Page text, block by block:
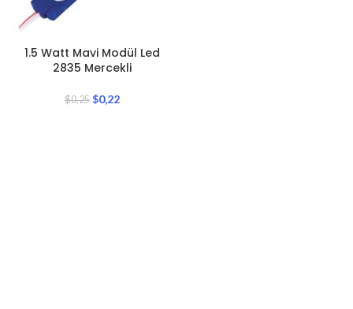
1.5 Watt Mavi Modül Led
2835 Mercekli
$0,25 $0,22